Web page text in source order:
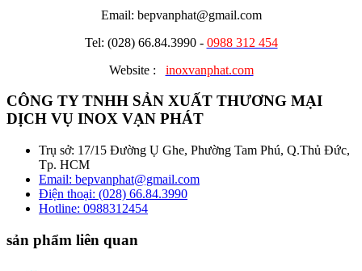
Email: bepvanphat@gmail.com
Tel: (028) 66.84.3990 - 0988 312 454
Website : inoxvanphat.com
CÔNG TY TNHH SẢN XUẤT THƯƠNG MẠI
DỊCH VỤ INOX VẠN PHÁT
Trụ sở: 17/15 Đường Ụ Ghe, Phường Tam Phú, Q.Thủ Đức,
Tp. HCM
Email: bepvanphat@gmail.com
Điện thoại: (028) 66.84.3990
Hotline: 0988312454
sản phẩm liên quan